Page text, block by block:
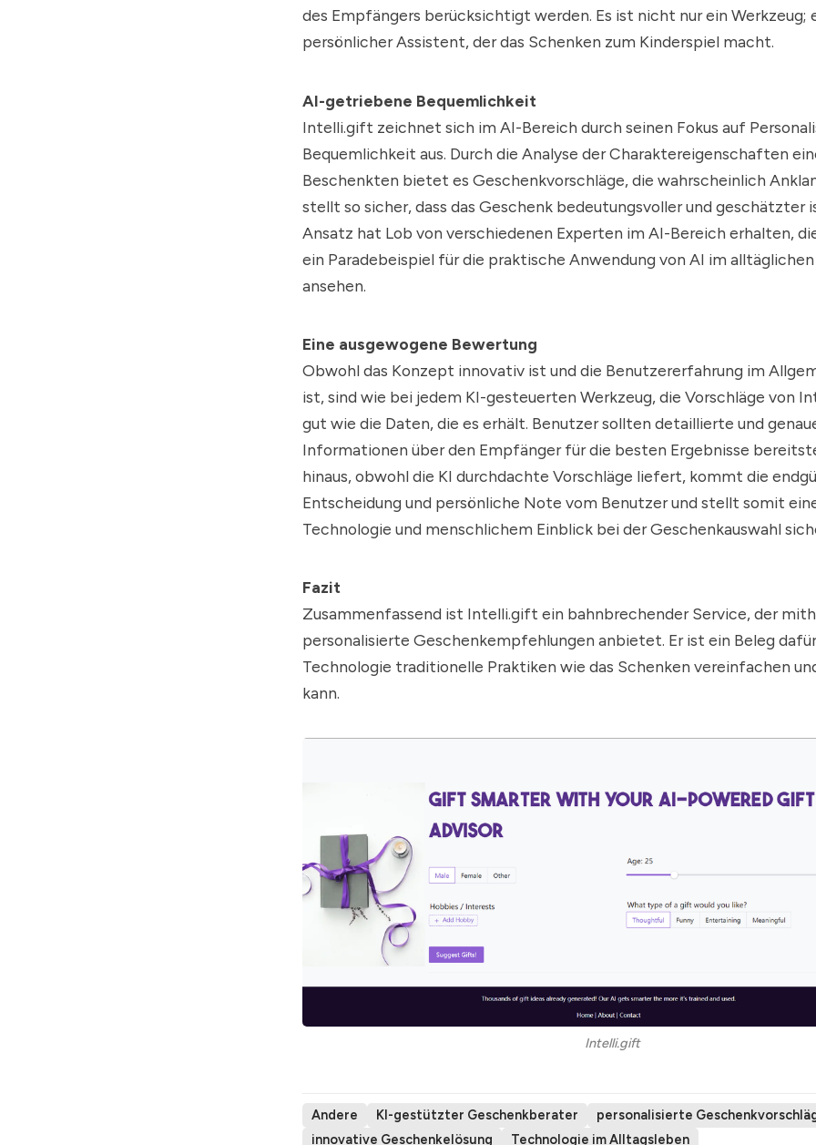
des Empfängers berücksichtigt werden. Es ist nicht nur ein Werkzeug;
persönlicher Assistent, der das Schenken zum Kinderspiel macht.
AI-getriebene Bequemlichkeit
Intelli.gift zeichnet sich im AI-Bereich durch seinen Fokus auf
Bequemlichkeit aus. Durch die Analyse der Charaktereigenschaften
Beschenkten bietet es Geschenkvorschläge, die wahrscheinlich
stellt so sicher, dass das Geschenk bedeutungsvoller und geschätzter
Ansatz hat Lob von verschiedenen Experten im AI-Bereich erhalten,
ein Paradebeispiel für die praktische Anwendung von AI im
ansehen.
Eine ausgewogene Bewertung
Obwohl das Konzept innovativ ist und die Benutzererfahrung im
ist, sind wie bei jedem KI-gesteuerten Werkzeug, die Vorschläge von
gut wie die Daten, die es erhält. Benutzer sollten detaillierte und
Informationen über den Empfänger für die besten Ergebnisse
hinaus, obwohl die KI durchdachte Vorschläge liefert, kommt die
Entscheidung und persönliche Note vom Benutzer und stellt somit
Technologie und menschlichem Einblick bei der Geschenkauswahl
Fazit
Zusammenfassend ist Intelli.gift ein bahnbrechender Service, der
personalisierte Geschenkempfehlungen anbietet. Er ist ein Beleg
Technologie traditionelle Praktiken wie das Schenken vereinfachen
kann.
Intelli.gift
Andere KI-gestützter Geschenkberater
personalisierte
innovative Geschenkelösung
Technologie im Alltagsleben